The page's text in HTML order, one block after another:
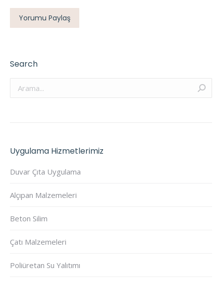
Yorumu Paylaş
Search
Arama:
Uygulama Hizmetlerimiz
Duvar Çıta Uygulama
Alçıpan Malzemeleri
Beton Silim
Çatı Malzemeleri
Poliüretan Su Yalıtımı